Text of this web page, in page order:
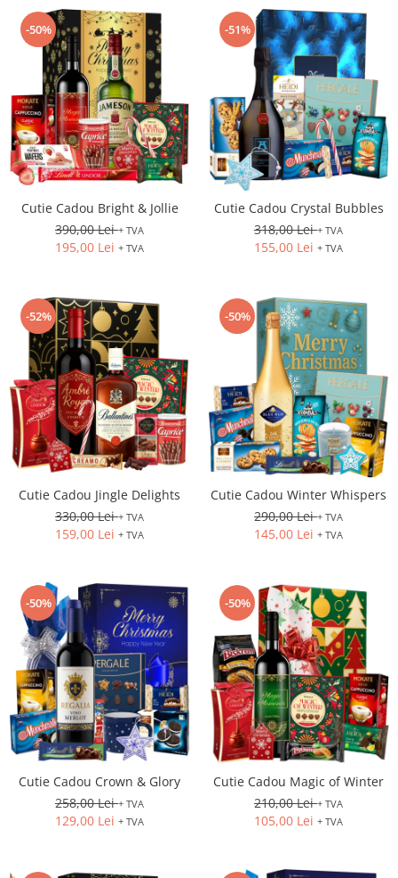
-50%
Cutie Cadou Bright & Jollie
390,00 Lei+ TVA
195,00 Lei + TVA
-51%
Cutie Cadou Crystal Bubbles
318,00 Lei+ TVA
155,00 Lei + TVA
-52%
Cutie Cadou Jingle Delights
330,00 Lei+ TVA
159,00 Lei + TVA
-50%
Cutie Cadou Winter Whispers
290,00 Lei+ TVA
145,00 Lei + TVA
-50%
Cutie Cadou Crown & Glory
258,00 Lei+ TVA
129,00 Lei + TVA
-50%
Cutie Cadou Magic of Winter
210,00 Lei+ TVA
105,00 Lei + TVA